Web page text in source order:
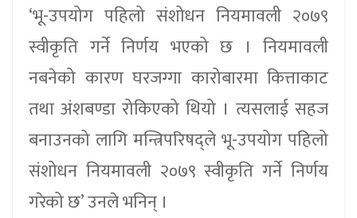
‘भू-उपयोग पहिलो संशोधन नियमावली २०७९
स्वीकृति गर्ने निर्णय भएको छ । नियमावली
नबनेको कारण घरजग्गा कारोबारमा कित्ताकाट
तथा अंशबण्डा रोकिएको थियो । त्यसलाई सहज
बनाउनको लागि मन्त्रिपरिषद्ले भू-उपयोग पहिलो
संशोधन नियमावली २०७९ स्वीकृति गर्ने निर्णय
गरेको छ’ उनले भनिन् ।